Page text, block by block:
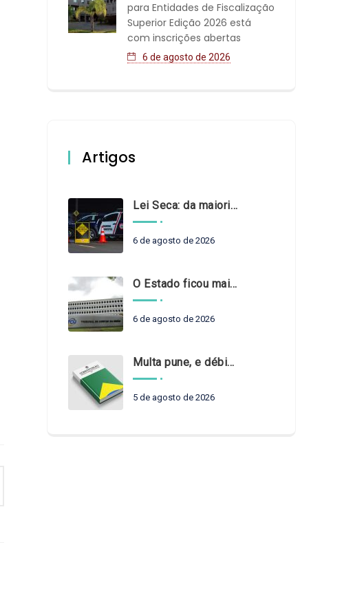
para Entidades de Fiscalização
Superior Edição 2026 está
com inscrições abertas
6 de agosto de 2026
Artigos
Lei Seca: da maioridade à maturidade
6 de agosto de 2026
O Estado ficou mais complexo. O controle precisa acompanhar
6 de agosto de 2026
Multa pune, e débito recompõe. § 3º do art. 71 da Constituição: um problema de legística formal
5 de agosto de 2026